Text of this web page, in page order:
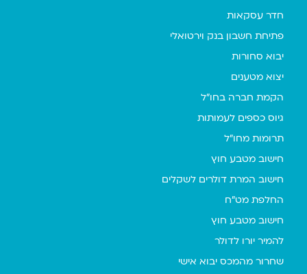
חדר עסקאות
פתיחת חשבון בנק וירטואלי
יבוא סחורות
יצוא מטענים
הקמת חברה בחו"ל
גיוס כספים לעמותות
תרומות מחו"ל
חישוב מטבע חוץ
חישוב המרת דולרים לשקלים
החלפת מט"ח
חישוב מטבע חוץ
להמיר יורו לדולר
שחרור מהמכס יבוא אישי